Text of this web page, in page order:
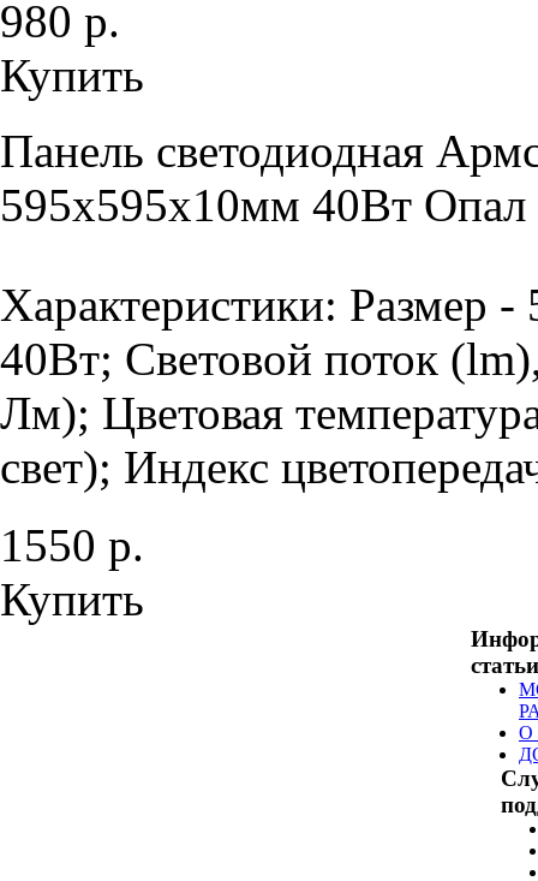
980 р.
Купить
Панель светодиодная
595х595х10мм 40Вт
Характеристики: Размер
40Вт; Световой поток
Лм); Цветовая
свет); Индекс
1550 р.
Купить
статьи
О